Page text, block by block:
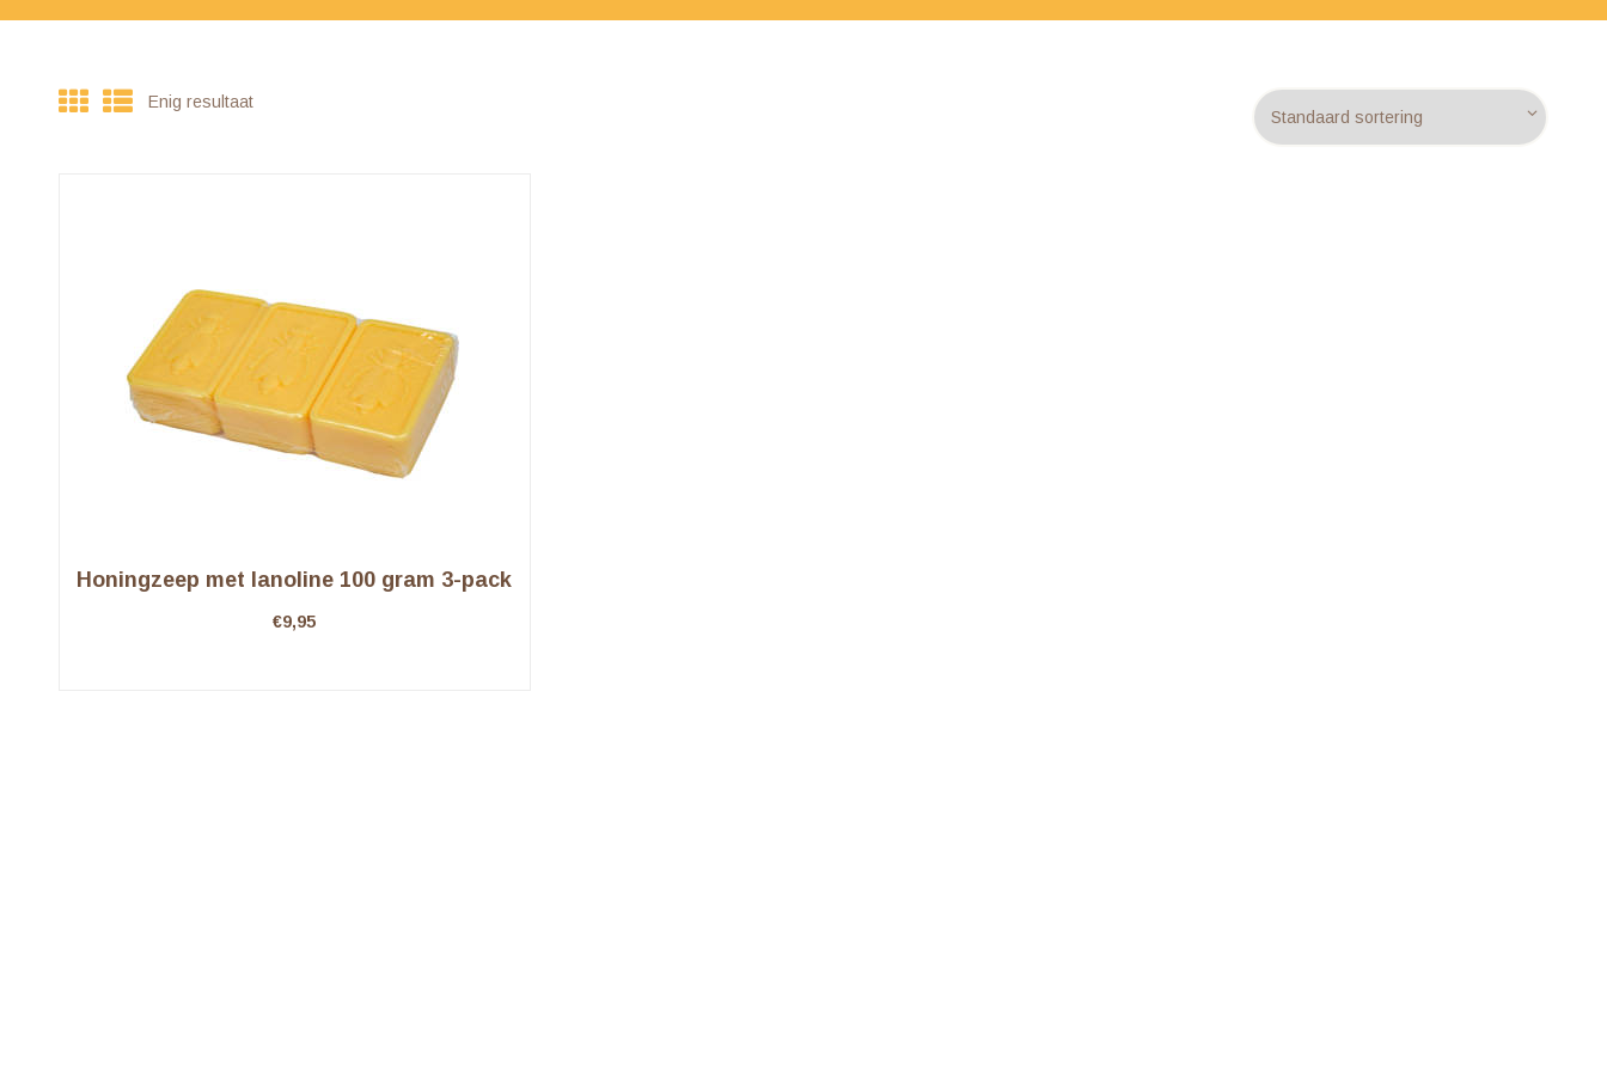
Enig resultaat
Honingzeep met lanoline 100 gram 3-pack
€9,95